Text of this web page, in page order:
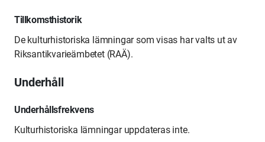
Tillkomsthistorik
De kulturhistoriska lämningar som visas har valts ut av
Riksantikvarieämbetet (RAÄ).
Underhåll
Underhållsfrekvens
Kulturhistoriska lämningar uppdateras inte.